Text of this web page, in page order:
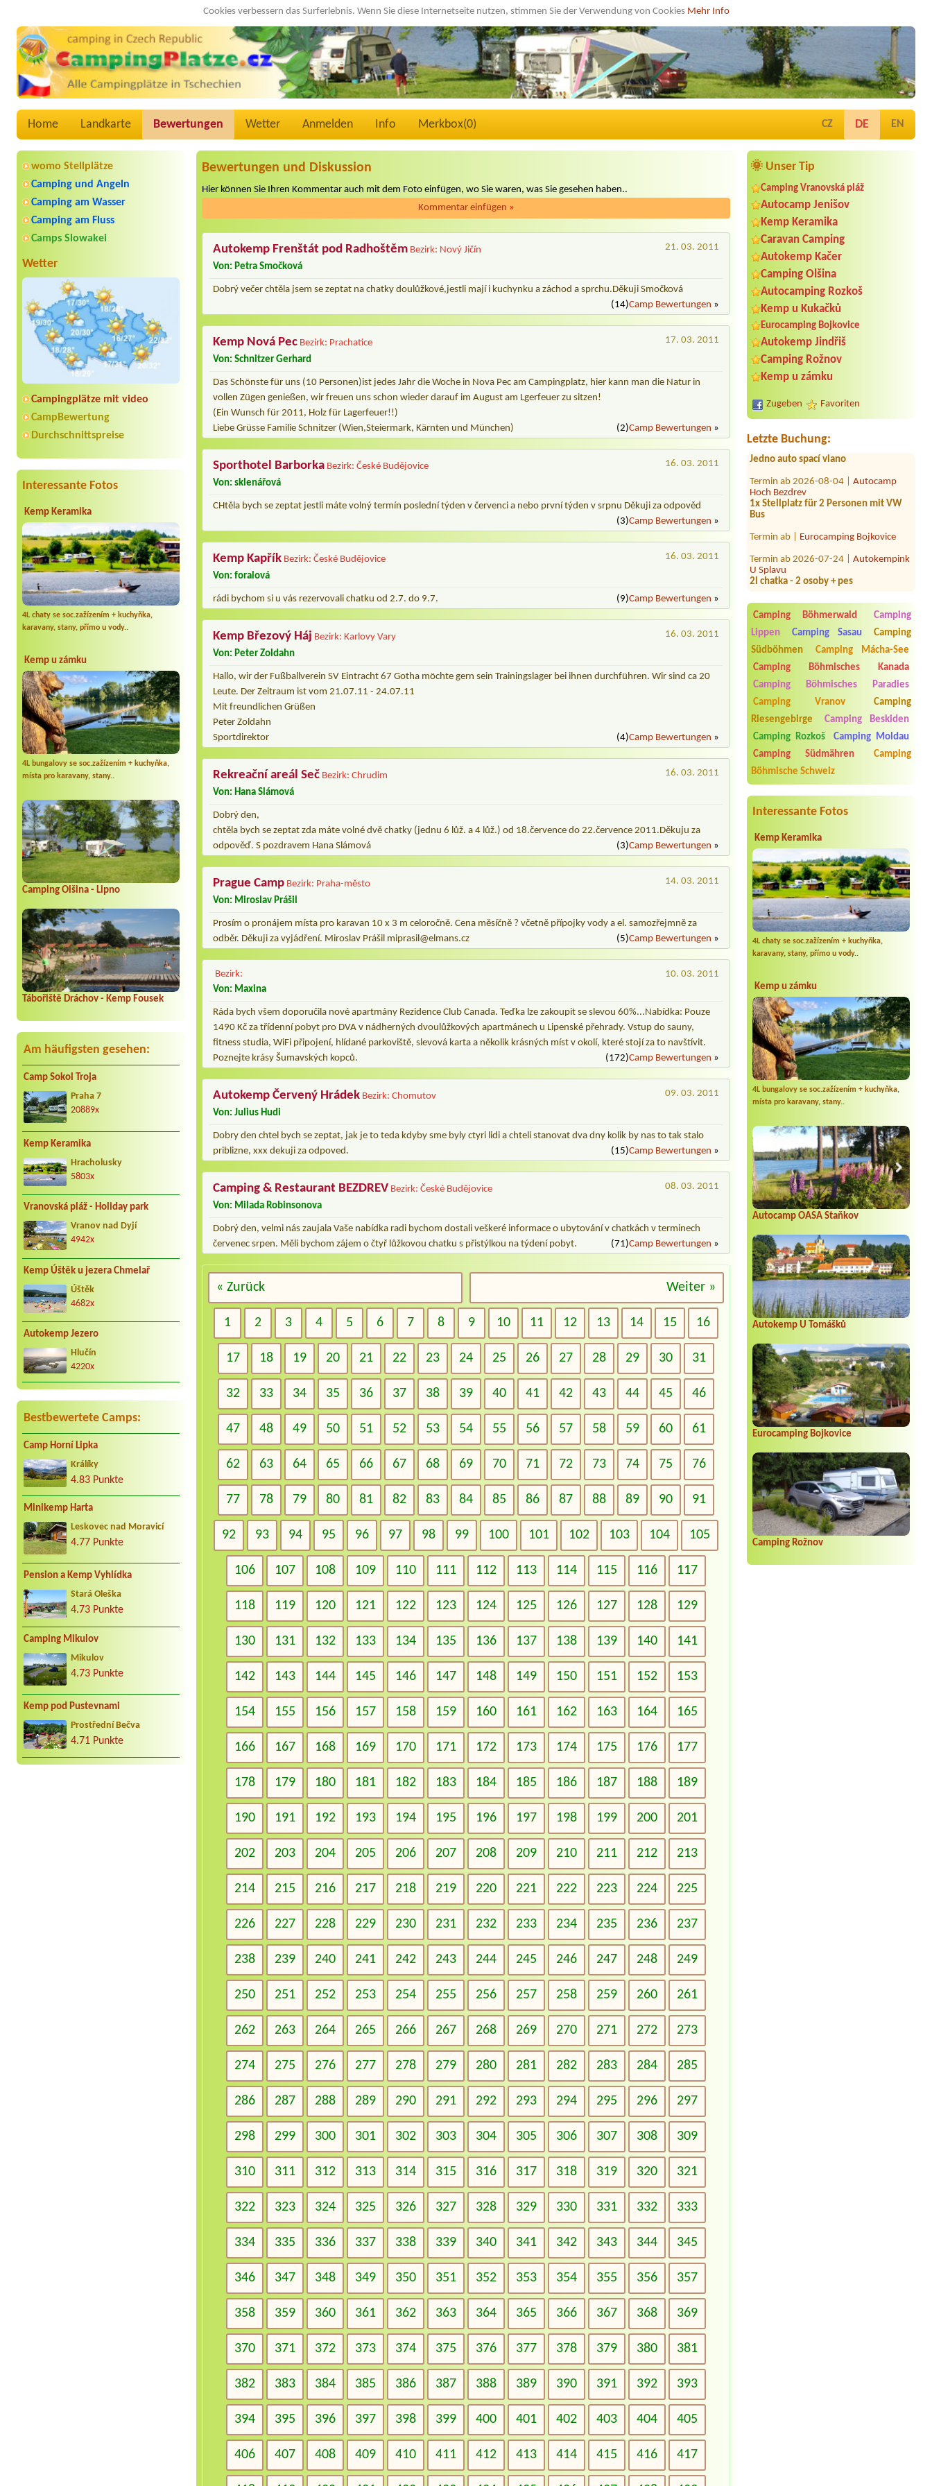
Cookies verbessern das Surferlebnis. Wenn Sie diese Internetseite nutzen, stimmen Sie der Verwendung von Cookies Mehr Info
Home Landkarte Bewertungen Wetter Anmelden Info Merkbox(0) CZ DE EN
womo Stellplätze
Camping und Angeln
Camping am Wasser
Camping am Fluss
Camps Slowakei
Wetter
Campingplätze mit video
CampBewertung
Durchschnittspreise
Interessante Fotos
Kemp Keramika
4L chaty se soc.zažízením + kuchyňka,
karavany, stany, přímo u vody..
Kemp u zámku
4L bungalovy se soc.zažízením + kuchyňka,
místa pro karavany, stany..
Camping Olšina - Lipno
Tábořiště Dráchov - Kemp Fousek
Am häufigsten gesehen:
Camp Sokol Troja
Praha 7
20889x
Kemp Keramika
Hracholusky
5803x
Vranovská pláž - Holiday park
Vranov nad Dyjí
4942x
Kemp Úštěk u jezera Chmelař
Úštěk
4682x
Autokemp Jezero
Hlučín
4220x
Bestbewertete Camps:
Camp Horní Lipka
Králíky
4.83 Punkte
Minikemp Harta
Leskovec nad Moravicí
4.77 Punkte
Pension a Kemp Vyhlídka
Stará Oleška
4.73 Punkte
Camping Mikulov
Mikulov
4.73 Punkte
Kemp pod Pustevnami
Prostřední Bečva
4.71 Punkte
🌞 Unser Tip
Camping Vranovská pláž
Autocamp Jenišov
Kemp Keramika
Caravan Camping
Autokemp Kačer
Camping Olšina
Autocamping Rozkoš
Kemp u Kukačků
Eurocamping Bojkovice
Autokemp Jindřiš
Camping Rožnov
Kemp u zámku
Zugeben Favoriten
Letzte Buchung:
Termin ab 2026-07-26 |
4 osoby
Termin ab 2026-07-30 |Kemp a
stánek u Padyho
Jedno auto spací viano
Termin ab 2026-08-04 |
Hoch Bezdrev
1x Stellplatz für 2 Personen mit VW
Bus
Termin ab |
Termin ab 2026-07-24 |Autokempink
U Splavu
2l chatka - 2 osoby + pes
Termin ab 2026-09-01 |Kemp a
8x chatka
Termin ab 2026-08-20 |Autokemp
2 x 4L
Termin ab 2026-07-30 |
1x místo pro dodávku s přípojkou na
elektřinu
Termin ab 2026-07-31 |Kemp Na
Břečkárně
1 stan, dvě dospělé osoby1 místo na
stan, jedno kde; 1 parkovací místo (1
auto)
Termin ab 2026-08-29 |Camping
Amerika
Bungalow 2 Personen
Camping Böhmerwald
Camping
Lippen
Camping Sasau
Camping
Südböhmen
Camping Mácha-See
Camping Böhmisches Kanada
Camping Böhmisches Paradies
Camping Vranov
Camping
Riesengebirge
Camping Beskiden
Camping Rozkoš
Camping Moldau
Camping Südmähren
Camping
Böhmische Schweiz
Interessante Fotos
Kemp Keramika
4L chaty se soc.zažízením + kuchyňka,
karavany, stany, přímo u vody..
Kemp u zámku
4L bungalovy se soc.zažízením + kuchyňka,
místa pro karavany, stany..
Autocamp OASA Staňkov
Autokemp U Tomášků
Eurocamping Bojkovice
Camping Rožnov
Bewertungen und Diskussion
Hier können Sie Ihren Kommentar auch mit dem Foto einfügen, wo Sie waren, was Sie gesehen haben..
Kommentar einfügen »
Autokemp Frenštát pod Radhoštěm Bezirk: Nový Jičín
21. 03. 2011
Von: Petra Smočková
Dobrý večer chtěla jsem se zeptat na chatky doulůžkové,jestli mají i kuchynku a záchod a sprchu.Děkuji Smočková
(14)Camp Bewertungen »
Kemp Nová Pec Bezirk: Prachatice
17. 03. 2011
Von: Schnitzer Gerhard
Das Schönste für uns (10 Personen)ist jedes Jahr die Woche in Nova Pec am Campingplatz, hier kann man die Natur in
vollen Zügen genießen, wir freuen uns schon wieder darauf im August am Lgerfeuer zu sitzen!
(Ein Wunsch für 2011, Holz für Lagerfeuer!!)
Liebe Grüsse Familie Schnitzer (Wien,Steiermark, Kärnten und München)
(2)Camp Bewertungen »
Sporthotel Barborka Bezirk: České Budějovice
16. 03. 2011
Von: sklenářová
CHtěla bych se zeptat jestli máte volný termín poslední týden v červenci a nebo první týden v srpnu Děkuji za odpověd
(3)Camp Bewertungen »
Kemp Kapřík Bezirk: České Budějovice
16. 03. 2011
Von: foralová
rádi bychom si u vás rezervovali chatku od 2.7. do 9.7. (9)Camp Bewertungen »
Kemp Březový Háj Bezirk: Karlovy Vary
16. 03. 2011
Von: Peter Zoldahn
Hallo, wir der Fußballverein SV Eintracht 67 Gotha möchte gern sein Trainingslager bei ihnen durchführen. Wir sind ca 20
Leute. Der Zeitraum ist vom 21.07.11 - 24.07.11
Mit freundlichen Grüßen
Peter Zoldahn
Sportdirektor
(4)Camp Bewertungen »
Rekreační areál Seč Bezirk: Chrudim
16. 03. 2011
Von: Hana Slámová
Dobrý den,
chtěla bych se zeptat zda máte volné dvě chatky (jednu 6 lůž. a 4 lůž.) od 18.července do 22.července 2011.Děkuju za
odpověď. S pozdravem Hana Slámová
(3)Camp Bewertungen »
Prague Camp Bezirk: Praha-město
14. 03. 2011
Von: Miroslav Prášil
Prosím o pronájem místa pro karavan 10 x 3 m celoročně. Cena měsíčně ? včetně přípojky vody a el. samozřejmně za
odběr. Děkuji za vyjádření. Miroslav Prášil miprasil@elmans.cz
(5)Camp Bewertungen »
Bezirk:
10. 03. 2011
Von: Maxina
Ráda bych všem doporučila nové apartmány Rezidence Club Canada. Teďka lze zakoupit se slevou 60%...Nabídka: Pouze
1490 Kč za třídenní pobyt pro DVA v nádherných dvoulůžkových apartmánech u Lipenské přehrady. Vstup do sauny,
fitness studia, WiFi připojení, hlídané parkoviště, slevová karta a několik krásných míst v okolí, které stojí za to navštívit.
Poznejte krásy Šumavských kopců.
(172)Camp Bewertungen »
Autokemp Červený Hrádek Bezirk: Chomutov
09. 03. 2011
Von: Julius Hudi
Dobry den chtel bych se zeptat, jak je to teda kdyby sme byly ctyri lidi a chteli stanovat dva dny kolik by nas to tak stalo
priblizne, xxx dekuji za odpoved.
(15)Camp Bewertungen »
Camping & Restaurant BEZDREV Bezirk: České Budějovice
08. 03. 2011
Von: Milada Robinsonova
Dobrý den, velmi nás zaujala Vaše nabídka radi bychom dostali veškeré informace o ubytování v chatkách v terminech
červenec srpen. Měli bychom zájem o čtyř lůžkovou chatku s přistýlkou na týdení pobyt.
(71)Camp Bewertungen »
« Zurück Weiter »
1 2 3 4 5 6 7 8 9 10 11 12 13 14 15 16
17 18 19 20 21 22 23 24 25 26 27 28 29 30 31
32 33 34 35 36 37 38 39 40 41 42 43 44 45 46
47 48 49 50 51 52 53 54 55 56 57 58 59 60 61
62 63 64 65 66 67 68 69 70 71 72 73 74 75 76
77 78 79 80 81 82 83 84 85 86 87 88 89 90 91
92 93 94 95 96 97 98 99 100 101 102 103 104 105
106 107 108 109 110 111 112 113 114 115 116 117
118 119 120 121 122 123 124 125 126 127 128 129
130 131 132 133 134 135 136 137 138 139 140 141
142 143 144 145 146 147 148 149 150 151 152 153
154 155 156 157 158 159 160 161 162 163 164 165
166 167 168 169 170 171 172 173 174 175 176 177
178 179 180 181 182 183 184 185 186 187 188 189
190 191 192 193 194 195 196 197 198 199 200 201
202 203 204 205 206 207 208 209 210 211 212 213
214 215 216 217 218 219 220 221 222 223 224 225
226 227 228 229 230 231 232 233 234 235 236 237
238 239 240 241 242 243 244 245 246 247 248 249
250 251 252 253 254 255 256 257 258 259 260 261
262 263 264 265 266 267 268 269 270 271 272 273
274 275 276 277 278 279 280 281 282 283 284 285
286 287 288 289 290 291 292 293 294 295 296 297
298 299 300 301 302 303 304 305 306 307 308 309
310 311 312 313 314 315 316 317 318 319 320 321
322 323 324 325 326 327 328 329 330 331 332 333
334 335 336 337 338 339 340 341 342 343 344 345
346 347 348 349 350 351 352 353 354 355 356 357
358 359 360 361 362 363 364 365 366 367 368 369
370 371 372 373 374 375 376 377 378 379 380 381
382 383 384 385 386 387 388 389 390 391 392 393
394 395 396 397 398 399 400 401 402 403 404 405
406 407 408 409 410 411 412 413 414 415 416 417